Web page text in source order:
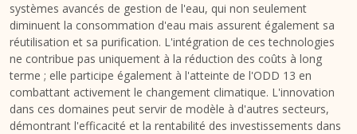
systèmes avancés de gestion de l'eau, qui non seulement
diminuent la consommation d'eau mais assurent également sa
réutilisation et sa purification. L'intégration de ces technologies
ne contribue pas uniquement à la réduction des coûts à long
terme ; elle participe également à l'atteinte de l'ODD 13 en
combattant activement le changement climatique. L'innovation
dans ces domaines peut servir de modèle à d'autres secteurs,
démontrant l'efficacité et la rentabilité des investissements dans